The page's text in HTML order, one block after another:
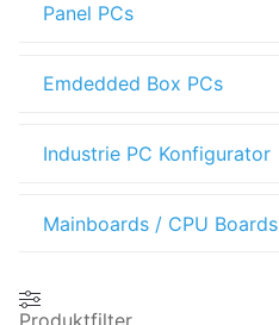
Panel PCs
Emdedded Box PCs
Industrie PC Konfigurator
Mainboards / CPU Boards